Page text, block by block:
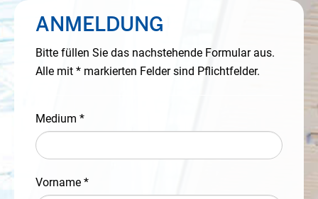
ANMELDUNG
Bitte füllen Sie das nachstehende Formular aus.
Alle mit * markierten Felder sind Pflichtfelder.
Medium *
Vorname *